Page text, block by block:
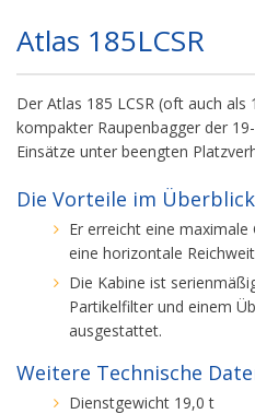
Atlas 185LCSR
Der Atlas 185 LCSR (oft auch als
kompakter Raupenbagger der
Einsätze unter beengten
Die Vorteile im
Er erreicht eine
eine horizontale
Die Kabine ist
Partikelfilter und einem
ausgestattet.
Weitere Technische
Dienstgewicht 19,0 t